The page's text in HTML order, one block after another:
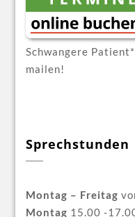
online
buchen!
Schwangere
mailen!
Sprechstunden
Montag – Freitag
Montag 15.00 -